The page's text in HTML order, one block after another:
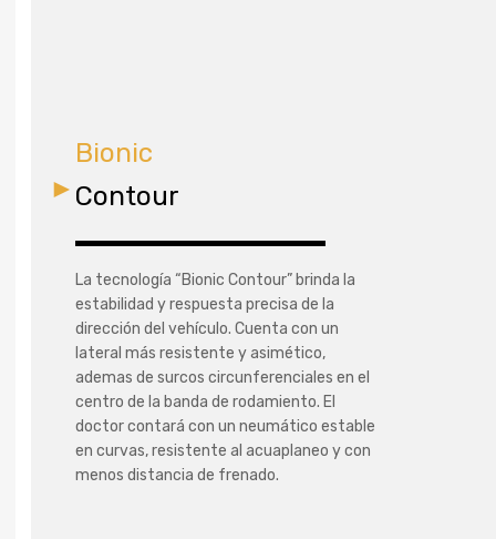
Bionic
Contour
La tecnología “Bionic Contour” brinda la
estabilidad y respuesta precisa de la
dirección del vehículo. Cuenta con un
lateral más resistente y asimético,
ademas de surcos circunferenciales en el
centro de la banda de rodamiento. El
doctor contará con un neumático estable
en curvas, resistente al acuaplaneo y con
menos distancia de frenado.